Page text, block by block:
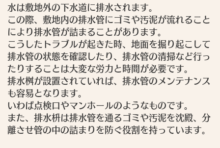
水は敷地外の下水道に排水されます。
この際、敷地内の排水管にゴミや汚泥が流れること
により排水管が詰まることがあります。
こうしたトラブルが起きた時、地面を掘り起こして
排水管の状態を確認したり、排水管の清掃など行っ
たりすることは大変な労力と時間が必要です。
排水桝が設置されていれば、排水管のメンテナンス
も容易となります。
いわば点検口やマンホールのようなものです。
また、排水枡は排水管を通るゴミや汚泥を沈殿、分
離させ管の中の詰まりを防ぐ役割を持っています。